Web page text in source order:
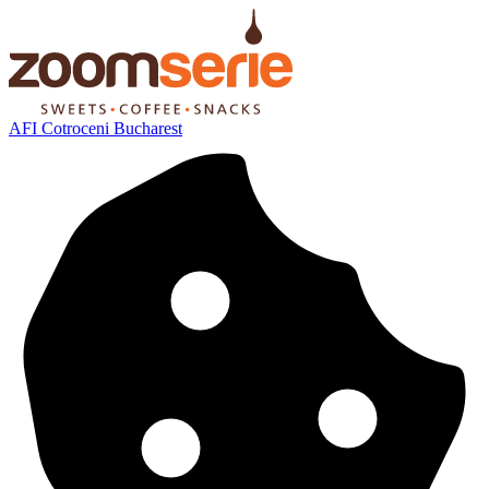
AFI Cotroceni Bucharest